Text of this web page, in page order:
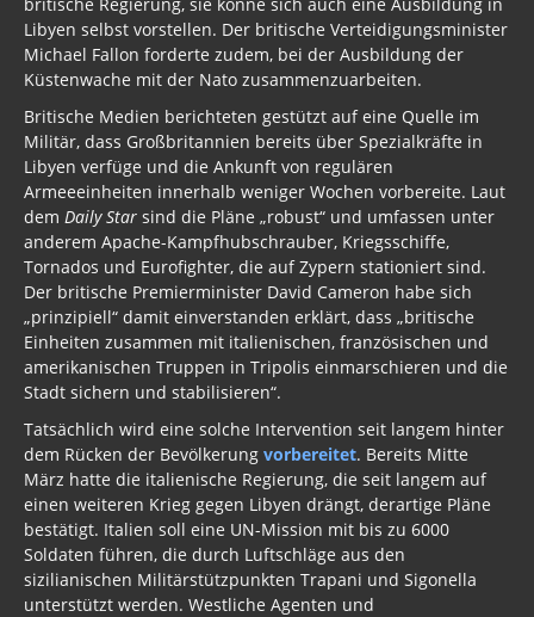
Libyen selbst vorstellen. Der britische Verteidigungsminister
Michael Fallon forderte zudem, bei der Ausbildung der
Küstenwache mit der Nato zusammenzuarbeiten.
Britische Medien berichteten gestützt auf eine Quelle im
Militär, dass Großbritannien bereits über Spezialkräfte in
Libyen verfüge und die Ankunft von regulären
Armeeeinheiten innerhalb weniger Wochen vorbereite. Laut
dem Daily Star sind die Pläne „robust“ und umfassen unter
anderem Apache-Kampfhubschrauber, Kriegsschiffe,
Tornados und Eurofighter, die auf Zypern stationiert sind.
Der britische Premierminister David Cameron habe sich
„prinzipiell“ damit einverstanden erklärt, dass „britische
Einheiten zusammen mit italienischen, französischen und
amerikanischen Truppen in Tripolis einmarschieren und die
Stadt sichern und stabilisieren“.
Tatsächlich wird eine solche Intervention seit langem hinter
dem Rücken der Bevölkerung vorbereitet. Bereits Mitte
März hatte die italienische Regierung, die seit langem auf
einen weiteren Krieg gegen Libyen drängt, derartige Pläne
bestätigt. Italien soll eine UN-Mission mit bis zu 6000
Soldaten führen, die durch Luftschläge aus den
sizilianischen Militärstützpunkten Trapani und Sigonella
unterstützt werden. Westliche Agenten und